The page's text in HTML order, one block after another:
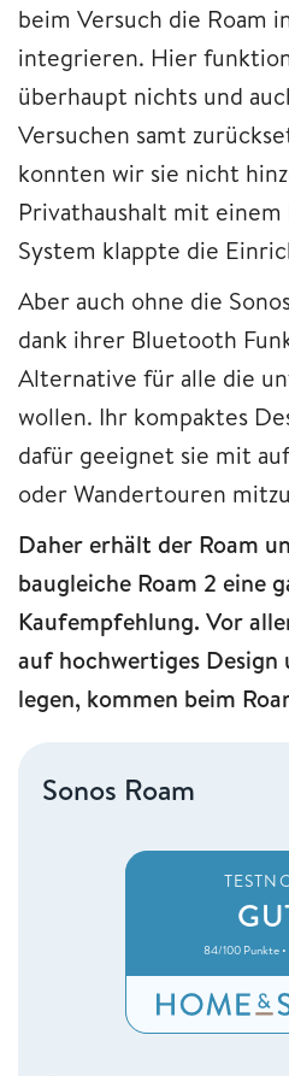
beim Versuch die Roam
integrieren. Hier
überhaupt nichts und
Versuchen samt
konnten wir sie nicht
Privathaushalt mit
System klappte die
Aber auch ohne die
dank ihrer Bluetooth
Alternative für alle die
wollen. Ihr kompaktes
dafür geeignet sie mit
oder Wandertouren
Daher erhält der Roam
baugleiche Roam 2 eine
Kaufempfehlung. Vor
auf hochwertiges
legen, kommen beim
Sonos Roam
84/100 Punkte